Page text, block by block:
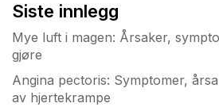
Siste innlegg
Mye luft i magen: Årsaker,
gjøre
Angina pectoris: Symptomer,
av hjertekrampe